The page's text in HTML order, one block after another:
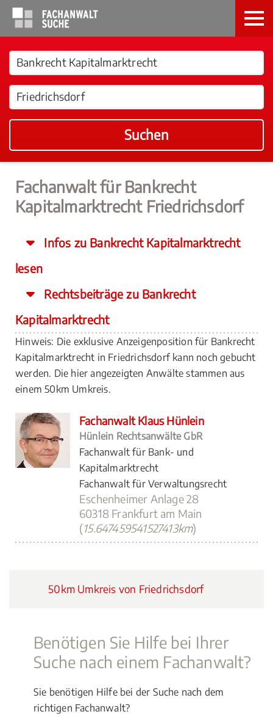
Suchen
Fachanwalt für Bankrecht
Kapitalmarktrecht Friedrichsdorf
Infos zu Bankrecht Kapitalmarktrecht
lesen
Rechtsbeiträge zu Bankrecht
Kapitalmarktrecht
Hinweis: Die exklusive Anzeigenposition für Bankrecht
Kapitalmarktrecht in Friedrichsdorf kann noch gebucht
werden. Die hier angezeigten Anwälte stammen aus
einem 50km Umkreis.
Fachanwalt Klaus Hünlein
Hünlein Rechtsanwälte GbR
Fachanwalt für Bank- und
Kapitalmarktrecht
Fachanwalt für Verwaltungsrecht
Eschenheimer Anlage 28
60318 Frankfurt am Main
(15.647459541527413km)
50km Umkreis von Friedrichsdorf
Benötigen Sie Hilfe bei Ihrer
Suche nach einem Fachanwalt?
Sie benötigen Hilfe bei der Suche nach dem
richtigen Fachanwalt?